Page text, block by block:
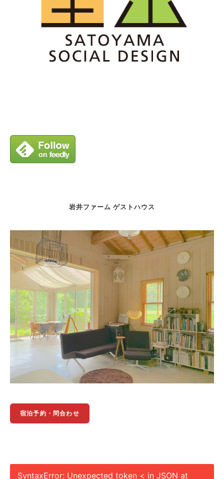
岩井ファーム ゲストハウス
宿泊予約・問合わせ
SyntaxError: Unexpected token < in JSON at